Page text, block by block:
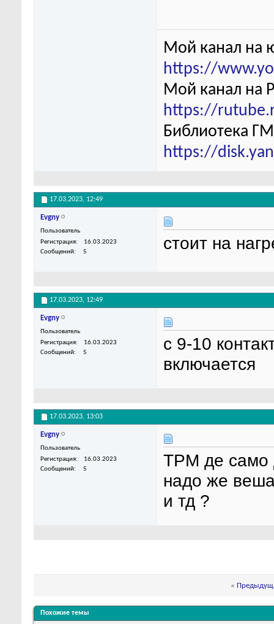
Мой канал на
https://
Мой канал на
https://
Библиотека
https://
17.03.2023, 12:49
Evgny
Пользователь
Регистрация
16.03.2023
Сообщений
5 стоит на
17.03.2023, 12:49
Evgny
Пользователь
Регистрация
16.03.2023
Сообщений
5
с 9-10
включается
17.03.2023, 13:03
Evgny
Пользователь
Регистрация
16.03.2023
Сообщений
5
ТРМ де само
надо же
и тд ?
«
Похожие темы